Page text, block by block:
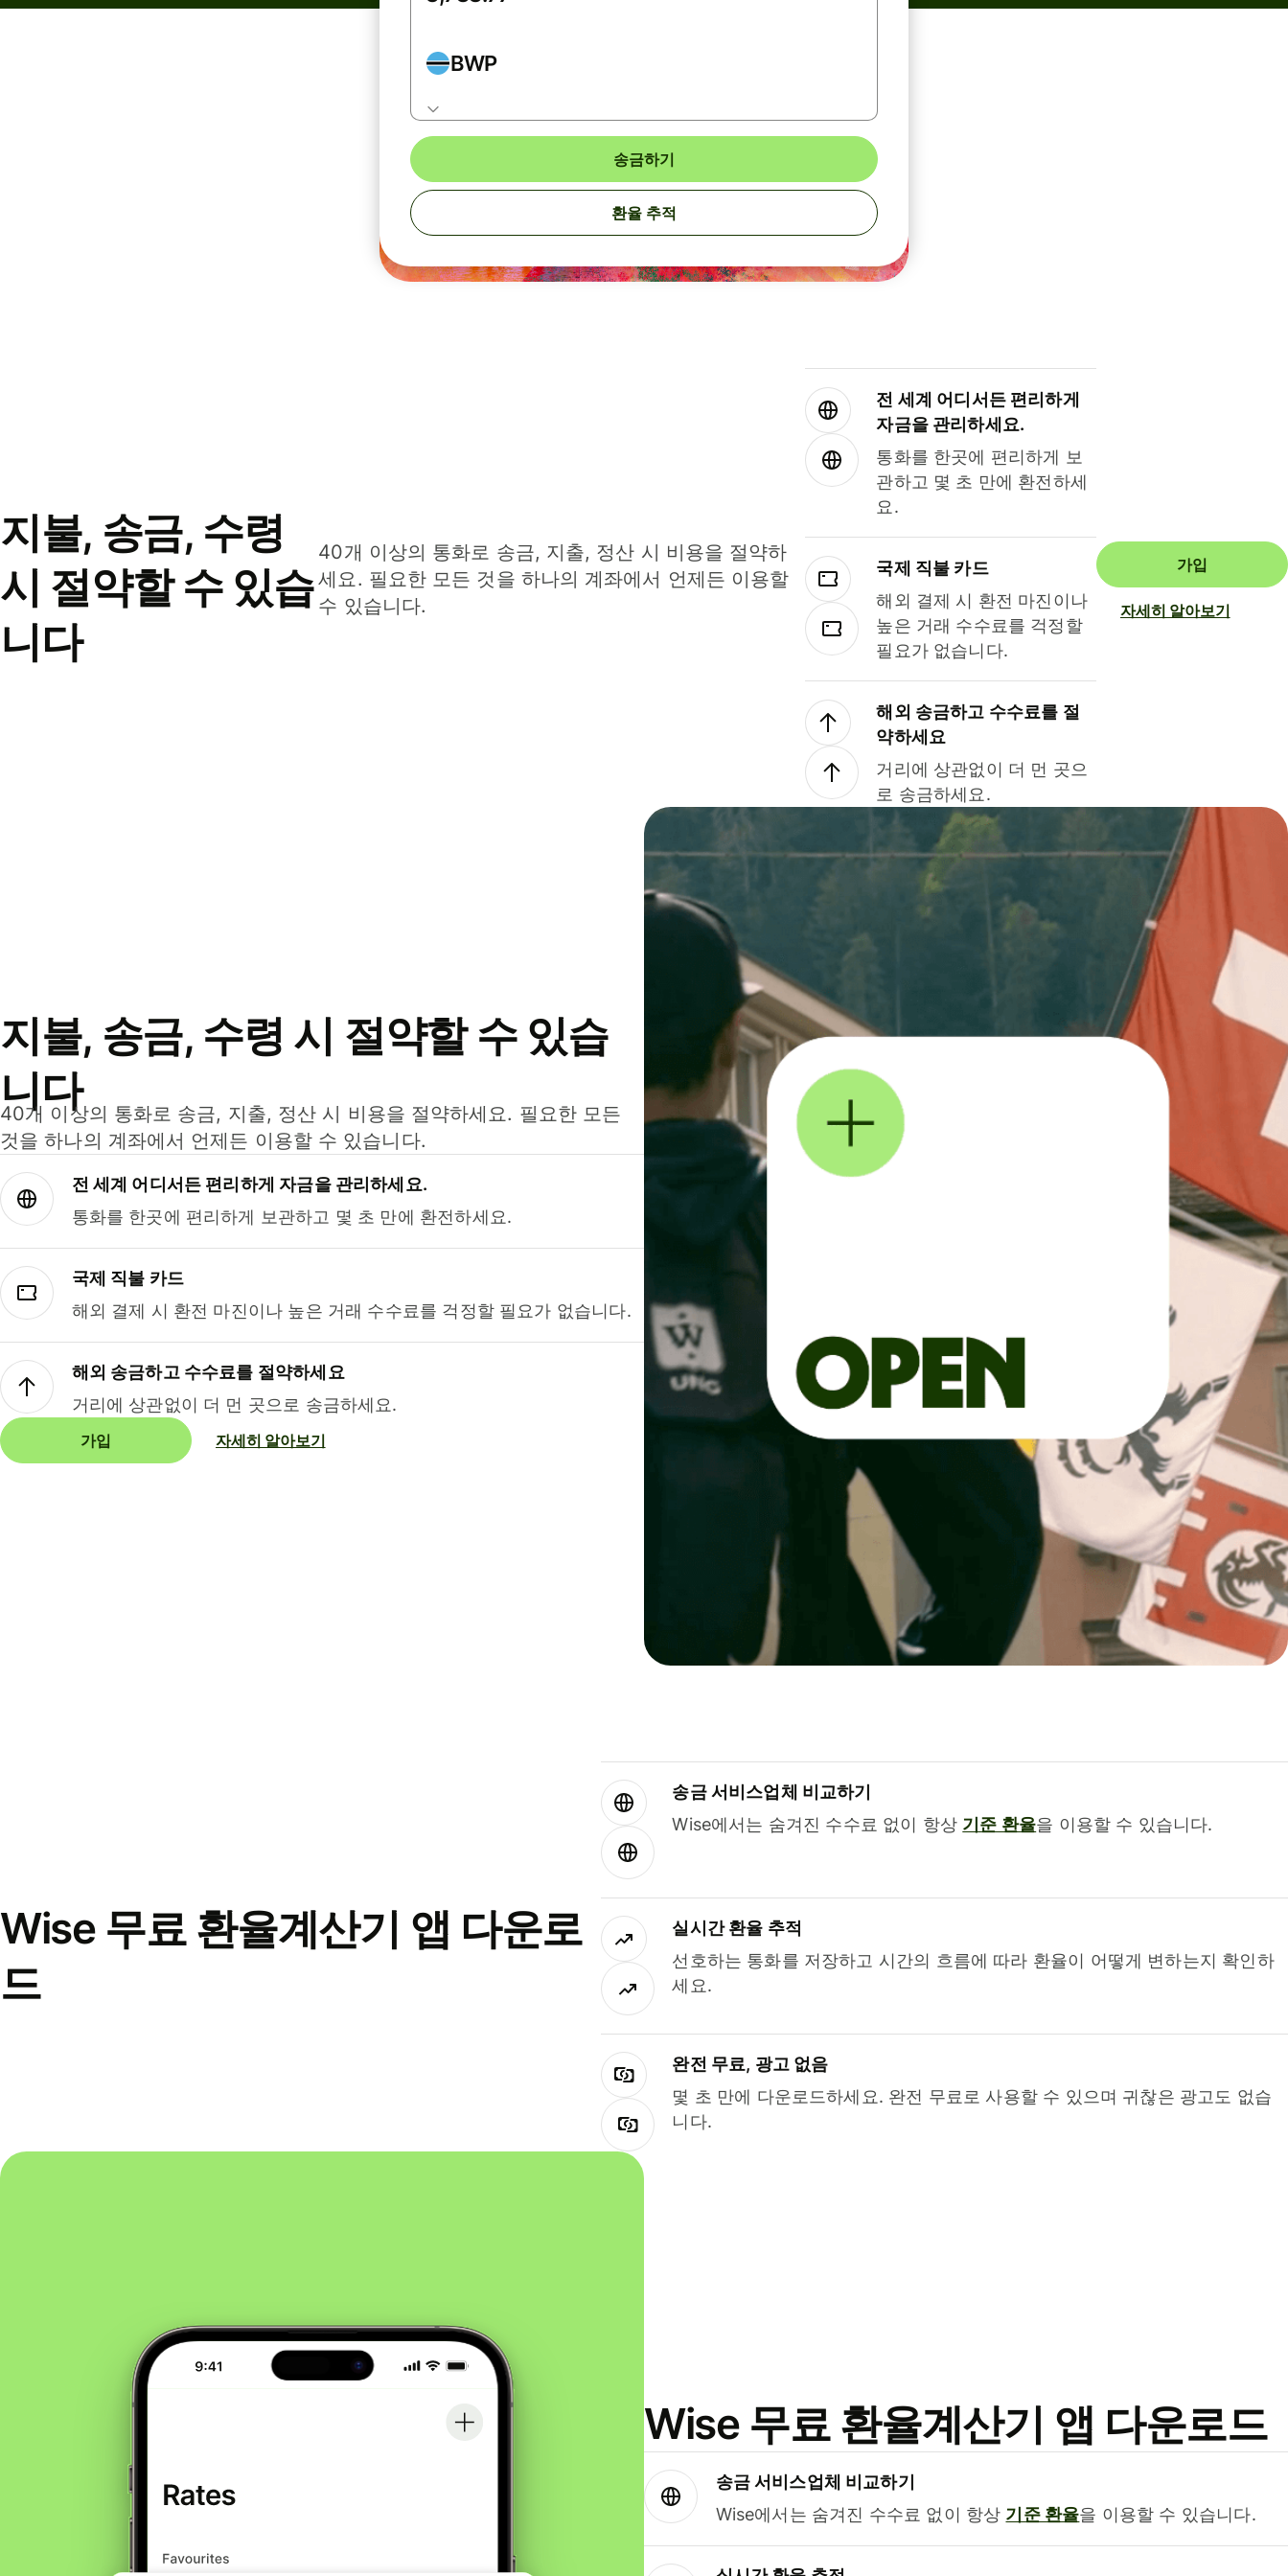
BWP
송금하기
환율 추적
지불, 송금, 수령
시 절약할 수 있습
니다
40개 이상의 통화로 송금, 지출, 정산 시 비용을 절약하
세요. 필요한 모든 것을 하나의 계좌에서 언제든 이용할
수 있습니다.
전 세계 어디서든 편리하게
자금을 관리하세요.
통화를 한곳에 편리하게 보
관하고 몇 초 만에 환전하세
요.
국제 직불 카드
해외 결제 시 환전 마진이나
높은 거래 수수료를 걱정할
필요가 없습니다.
해외 송금하고 수수료를 절
약하세요
거리에 상관없이 더 먼 곳으
로 송금하세요.
가입
자세히 알아보기
지불, 송금, 수령 시 절약할 수 있습
니다
40개 이상의 통화로 송금, 지출, 정산 시 비용을 절약하세요. 필요한 모든
것을 하나의 계좌에서 언제든 이용할 수 있습니다.
전 세계 어디서든 편리하게 자금을 관리하세요.
통화를 한곳에 편리하게 보관하고 몇 초 만에 환전하세요.
국제 직불 카드
해외 결제 시 환전 마진이나 높은 거래 수수료를 걱정할 필요가 없습니다.
해외 송금하고 수수료를 절약하세요
거리에 상관없이 더 먼 곳으로 송금하세요.
가입 자세히 알아보기
Wise 무료 환율계산기 앱 다운로
드
송금 서비스업체 비교하기
Wise에서는 숨겨진 수수료 없이 항상 기준 환율을 이용할 수 있습니다.
실시간 환율 추적
선호하는 통화를 저장하고 시간의 흐름에 따라 환율이 어떻게 변하는지 확인하
세요.
완전 무료, 광고 없음
몇 초 만에 다운로드하세요. 완전 무료로 사용할 수 있으며 귀찮은 광고도 없습
니다.
Wise 무료 환율계산기 앱 다운로드
송금 서비스업체 비교하기
Wise에서는 숨겨진 수수료 없이 항상 기준 환율을 이용할 수 있습니다.